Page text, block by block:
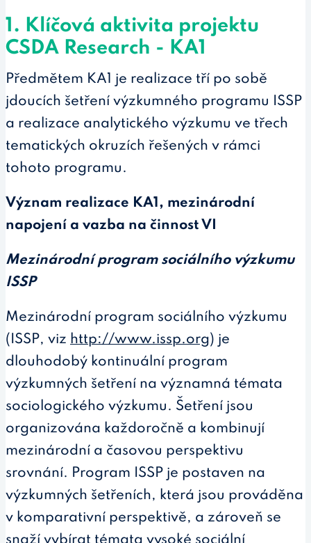
1. Klíčová aktivita projektu
CSDA Research - KA1
Předmětem KA1 je realizace tří po sobě
jdoucích šetření výzkumného programu ISSP
a realizace analytického výzkumu ve třech
tematických okruzích řešených v rámci
tohoto programu.
Význam realizace KA1, mezinárodní
napojení a vazba na činnost VI
Mezinárodní program sociálního výzkumu
ISSP
Mezinárodní program sociálního výzkumu
(ISSP, viz http://www.issp.org) je
dlouhodobý kontinuální program
výzkumných šetření na významná témata
sociologického výzkumu. Šetření jsou
organizována každoročně a kombinují
mezinárodní a časovou perspektivu
srovnání. Program ISSP je postaven na
výzkumných šetřeních, která jsou prováděna
v komparativní perspektivě, a zároveň se